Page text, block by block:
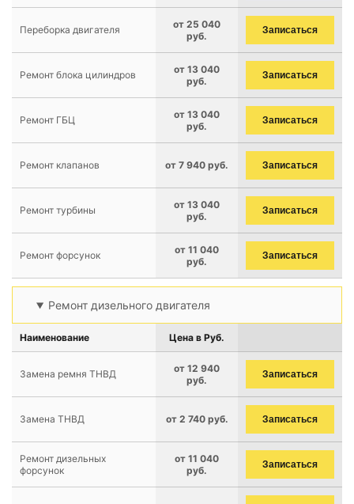
Переборка двигателя
от 25 040
руб.
Записаться
Ремонт блока цилиндров
от 13 040
руб.
Записаться
Ремонт ГБЦ
от 13 040
руб.
Записаться
Ремонт клапанов от 7 940 руб. Записаться
Ремонт турбины
от 13 040
руб.
Записаться
Ремонт форсунок
от 11 040
руб.
Записаться
Ремонт дизельного двигателя
Наименование Цена в Руб.
Замена ремня ТНВД
от 12 940
руб.
Записаться
Замена ТНВД от 2 740 руб. Записаться
Ремонт дизельных
форсунок
от 11 040
руб.
Записаться